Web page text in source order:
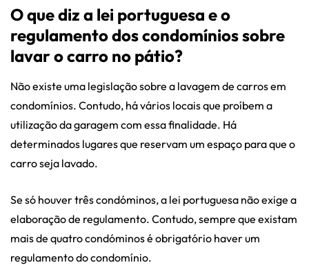
O que diz a lei portuguesa e o
regulamento dos condomínios sobre
lavar o carro no pátio?
Não existe uma legislação sobre a lavagem de carros em
condomínios. Contudo, há vários locais que proíbem a
utilização da garagem com essa finalidade. Há
determinados lugares que reservam um espaço para que o
carro seja lavado.
Se só houver três condóminos, a lei portuguesa não exige a
elaboração de regulamento. Contudo, sempre que existam
mais de quatro condóminos é obrigatório haver um
regulamento do condomínio.